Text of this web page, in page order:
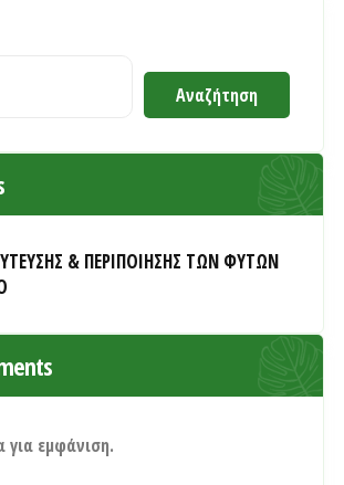
Αναζήτηση
& ΠΕΡΙΠΟΙΗΣΗΣ ΤΩΝ ΦΥΤΩΝ
για εμφάνιση.